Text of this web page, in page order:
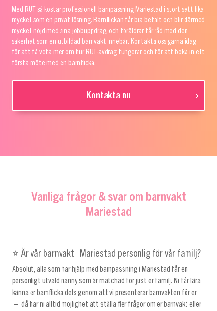
Med RUT så kostar professionell barnpassning Mariestad i stort sett lika
mycket som en privat lösning. Barnflickan får bra betalt och blir därmed
mycket nöjd med sina jobbuppdrag, och föräldrar får råd med den
säkerhet som en utbildad barnvakt innebär. Kontakta oss gärna idag
för att få veta mer om hur RUT-avdrag fungerar och för att boka in ett
första möte med en barnflicka.
Kontakta nu
Vanliga frågor & svar om barnvakt
Mariestad
⭐ Är vår barnvakt i Mariestad personlig för vår familj?
Absolut, alla som har hjälp med barnpassning i Mariestad får en
personligt utvald nanny som är matchad för just er familj. Ni får lära
känna er barnflicka dels genom att vi presenterar barnvakten för er
— då har ni alltid möjlighet att ställa fler frågor om er barnvakt eller